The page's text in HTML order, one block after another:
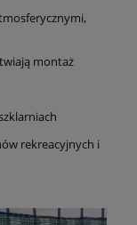
montaż
rekreacyjnych i